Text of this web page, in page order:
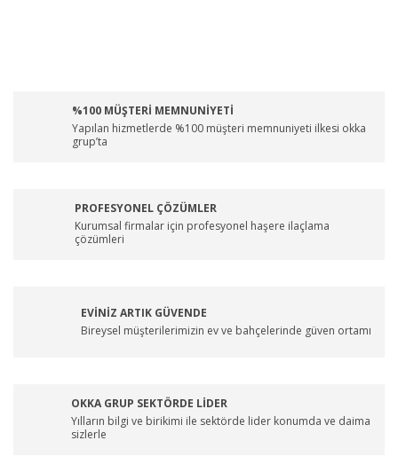
%100 MÜŞTERİ MEMNUNİYETİ
Yapılan hizmetlerde %100 müşteri memnuniyeti ilkesi okka
grup’ta
PROFESYONEL ÇÖZÜMLER
Kurumsal firmalar için profesyonel haşere ilaçlama
çözümleri
EVİNİZ ARTIK GÜVENDE
Bireysel müşterilerimizin ev ve bahçelerinde güven ortamı
OKKA GRUP SEKTÖRDE LİDER
Yılların bilgi ve birikimi ile sektörde lider konumda ve daima
sizlerle